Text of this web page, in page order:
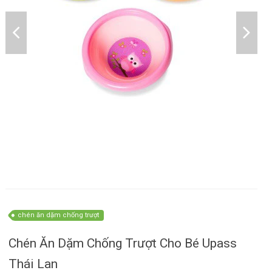
chén ăn dặm chống trượt
Chén Ăn Dặm Chống Trượt Cho Bé Upass
Thái Lan